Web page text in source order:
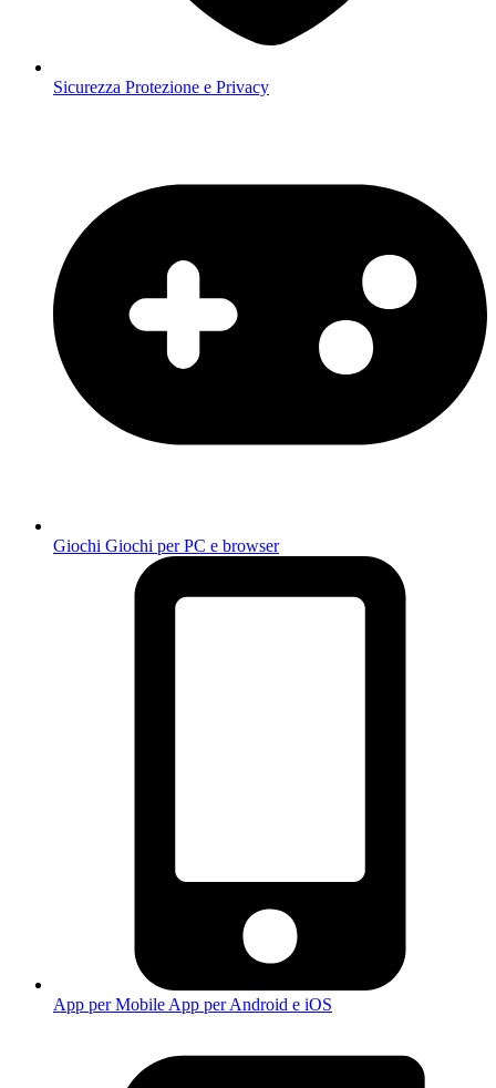
Sicurezza Protezione e Privacy
Giochi Giochi per PC e browser
App per Mobile App per Android e iOS